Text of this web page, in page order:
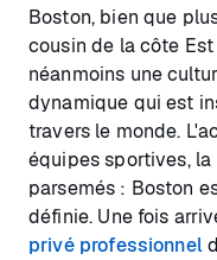
Boston, bien que
cousin de la côte
néanmoins une
dynamique qui est
travers le monde.
équipes sportives,
parsemés : Boston
définie. Une fois
privé professionnel